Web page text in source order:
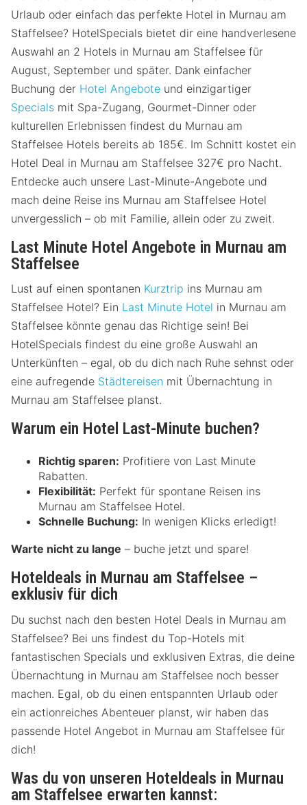
Urlaub oder einfach das perfekte Hotel in Murnau am
Staffelsee? HotelSpecials bietet dir eine handverlesene
Auswahl an 2 Hotels in Murnau am Staffelsee für
August, September und später. Dank einfacher
Buchung der Hotel Angebote und einzigartiger
Specials mit Spa-Zugang, Gourmet-Dinner oder
kulturellen Erlebnissen findest du Murnau am
Staffelsee Hotels bereits ab 185€. Im Schnitt kostet ein
Hotel Deal in Murnau am Staffelsee 327€ pro Nacht.
Entdecke auch unsere Last-Minute-Angebote und
mach deine Reise ins Murnau am Staffelsee Hotel
unvergesslich – ob mit Familie, allein oder zu zweit.
Last Minute Hotel Angebote in Murnau am
Staffelsee
Lust auf einen spontanen Kurztrip ins Murnau am
Staffelsee Hotel? Ein Last Minute Hotel in Murnau am
Staffelsee könnte genau das Richtige sein! Bei
HotelSpecials findest du eine große Auswahl an
Unterkünften – egal, ob du dich nach Ruhe sehnst oder
eine aufregende Städtereisen mit Übernachtung in
Murnau am Staffelsee planst.
Warum ein Hotel Last-Minute buchen?
Richtig sparen: Profitiere von Last Minute
Rabatten.
Flexibilität: Perfekt für spontane Reisen ins
Murnau am Staffelsee Hotel.
Schnelle Buchung: In wenigen Klicks erledigt!
Warte nicht zu lange – buche jetzt und spare!
Hoteldeals in Murnau am Staffelsee –
exklusiv für dich
Du suchst nach den besten Hotel Deals in Murnau am
Staffelsee? Bei uns findest du Top-Hotels mit
fantastischen Specials und exklusiven Extras, die deine
Übernachtung in Murnau am Staffelsee noch besser
machen. Egal, ob du einen entspannten Urlaub oder
ein actionreiches Abenteuer planst, wir haben das
passende Hotel Angebot in Murnau am Staffelsee für
dich!
Was du von unseren Hoteldeals in Murnau
am Staffelsee erwarten kannst: